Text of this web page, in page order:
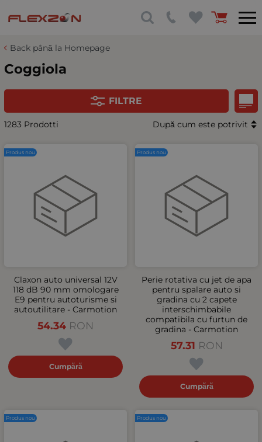
Back până la Homepage
Coggiola
FILTRE
1283 Prodotti După cum este potrivit
Claxon auto universal 12V
118 dB 90 mm omologare
E9 pentru autoturisme si
autoutilitare - Carmotion
54.34 RON
Cumpără
Produs nou
Perie rotativa cu jet de apa
pentru spalare auto si
gradina cu 2 capete
interschimbabile
compatibila cu furtun de
gradina - Carmotion
57.31 RON
Cumpără
Produs nou
Produs nou Produs nou